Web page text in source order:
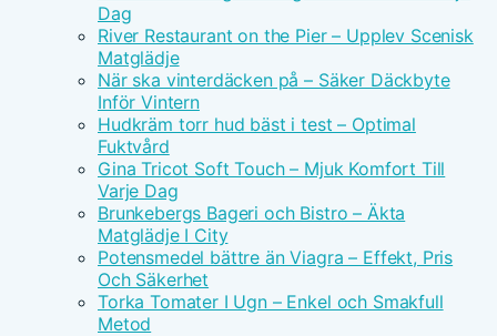
Dag
River Restaurant on the Pier – Upplev Scenisk
Matglädje
När ska vinterdäcken på – Säker Däckbyte
Inför Vintern
Hudkräm torr hud bäst i test – Optimal
Fuktvård
Gina Tricot Soft Touch – Mjuk Komfort Till
Varje Dag
Brunkebergs Bageri och Bistro – Äkta
Matglädje I City
Potensmedel bättre än Viagra – Effekt, Pris
Och Säkerhet
Torka Tomater I Ugn – Enkel och Smakfull
Metod